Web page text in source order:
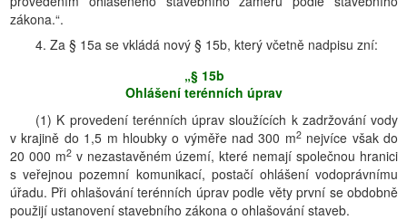
zákona.“.
4. Za § 15a se vkládá nový § 15b, který včetně nadpisu zní:
„§ 15b
Ohlášení terénních úprav
(1) K provedení terénních úprav sloužících k zadržování vody
v krajině do 1,5 m hloubky o výměře nad 300 m2nejvíce však do
20 000 m2v nezastavěném území, které nemají společnou hranici
s veřejnou pozemní komunikací, postačí ohlášení vodoprávnímu
úřadu. Při ohlašování terénních úprav podle věty první se obdobně
použijí ustanovení stavebního zákona o ohlašování staveb.